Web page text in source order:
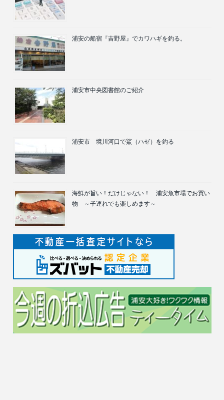
浦安の船宿『吉野屋』でカワハギを釣る。
浦安市中央図書館のご紹介
浦安市 境川河口で鯊（ハゼ）を釣る
海鮮が旨い！だけじゃない！ 浦安魚市場でお買い
物 ～子連れでも楽しめます～